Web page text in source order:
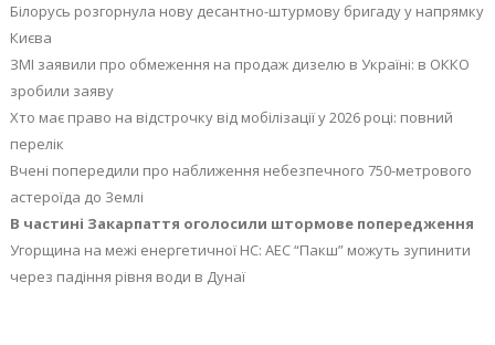
Білорусь розгорнула нову десантно-штурмову бригаду у напрямку
Києва
ЗМІ заявили про обмеження на продаж дизелю в Україні: в ОККО
зробили заяву
Хто має право на відстрочку від мобілізації у 2026 році: повний
перелік
Вчені попередили про наближення небезпечного 750-метрового
астероїда до Землі
В частині Закарпаття оголосили штормове попередження
Угорщина на межі енергетичної НС: АЕС “Пакш” можуть зупинити
через падіння рівня води в Дунаї